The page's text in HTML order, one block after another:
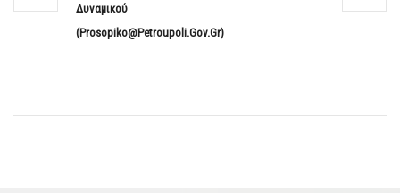
Δυναμικού
(prosopiko@petroupoli.gov.gr)